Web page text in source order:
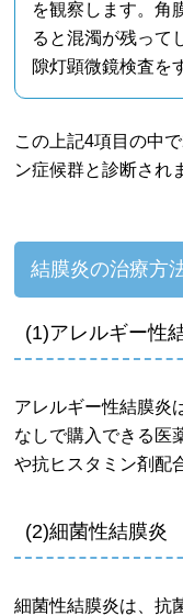
を観察します。角
ると混濁が残って
隙灯顕微鏡検査を
この上記4項目の中
ン症候群と診断され
結膜炎の治療方
(1)アレルギー性
アレルギー性結膜炎
なしで購入できる医
や抗ヒスタミン剤配
(2)細菌性結膜炎
細菌性結膜炎は、抗